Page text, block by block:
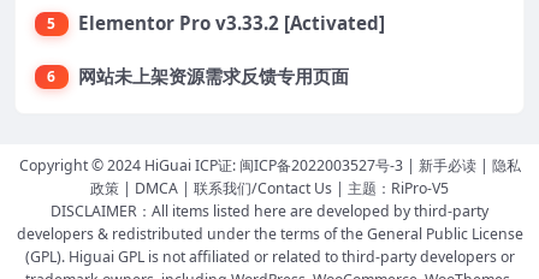
5 Elementor Pro v3.33.2 [Activated]
6 网站未上架资源需求反馈专用页面
Copyright © 2024 HiGuai ICP证: 闽ICP备2022003527号-3| 新手必读| 隐私
政策 | DMCA | 联系我们/Contact Us | 主题： RiPro-V5
DISCLAIMER：All items listed here are developed by third-party
developers & redistributed under the terms of the General Public License
(GPL). Higuai GPL is not affiliated or related to third-party developers or